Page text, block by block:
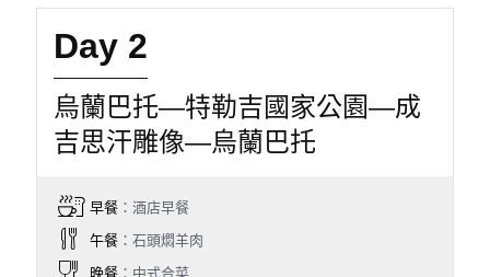
Day 2
烏蘭巴托—特勒吉國家公園—成
吉思汗雕像—烏蘭巴托
早餐：酒店早餐
午餐：石頭燜羊肉
晚餐：中式合菜